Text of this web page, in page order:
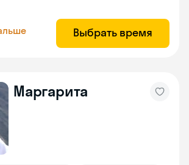
Выбрать время
Маргарита